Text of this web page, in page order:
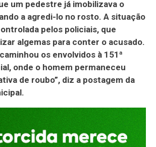
um pedestre já imobilizava o
a agredi-lo no rosto. A situação
pelos policiais, que
algemas para conter o acusado.
os envolvidos à 151ª
onde o homem permaneceu
de roubo”, diz a postagem da